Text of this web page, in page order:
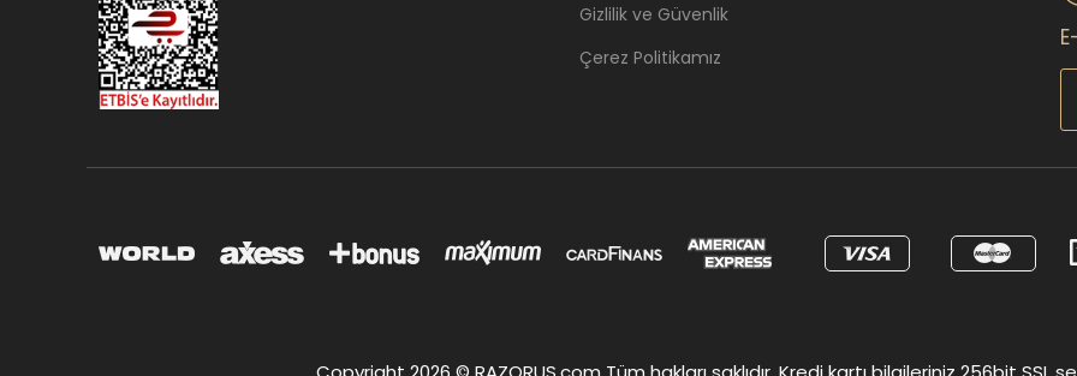
Gizlilik ve Güvenlik
Çerez Politikamız